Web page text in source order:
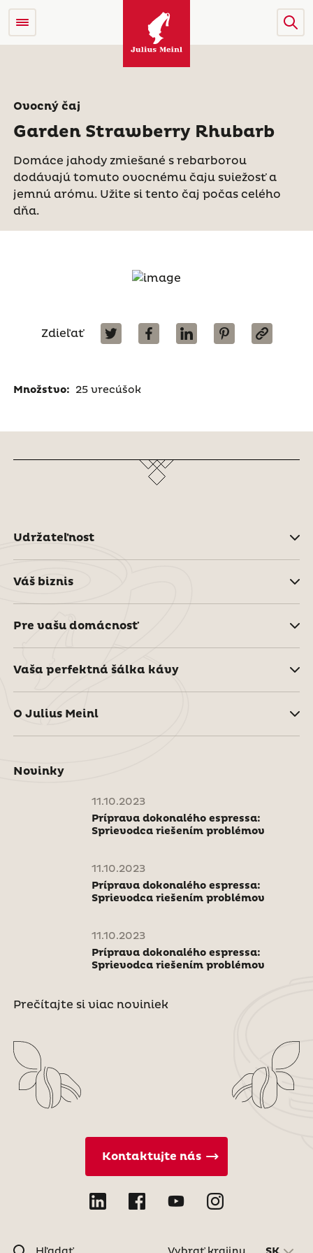
Ovocný čaj
Garden Strawberry Rhubarb
Domáce jahody zmiešané s rebarborou
dodávajú tomuto ovocnému čaju sviežosť a
jemnú arómu. Užite si tento čaj počas celého
dňa.
Zdieľať
Množstvo: 25 vrecúšok
Udržateľnost
Váš biznis
Pre vašu domácnosť
Vaša perfektná šálka kávy
O Julius Meinl
Novinky
11.10.2023
Príprava dokonalého espressa:
Sprievodca riešením problémov
11.10.2023
Príprava dokonalého espressa:
Sprievodca riešením problémov
11.10.2023
Príprava dokonalého espressa:
Sprievodca riešením problémov
Prečítajte si viac noviniek
Kontaktujte nás